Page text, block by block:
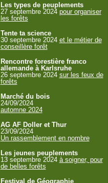
Les types de peuplements
27 septembre 2024 pour organiser
les forêts
Tente ta science
30 septembre 2024 et le métier de
conseillère forêt
Rencontre forestière franco
allemande à Karlsruhe
26 septembre 2024 sur les feux de
forêts
Marché du bois
24/09/2024
automne 2024
AG AF Doller et Thur
23/09/2024
Un rassemblement en nombre
Les jeunes peuplements
13 septembre 2024 à soigner, pour
de belles forêts
Festival de Géographie